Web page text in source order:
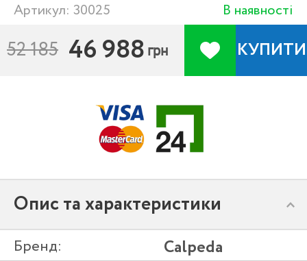
Артикул: 30025 В наявності
52 185 46 988 грн КУПИТИ
Опис та характеристики
Бренд: Calpeda